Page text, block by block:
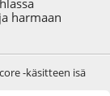
harmaan
-käsitteen isä